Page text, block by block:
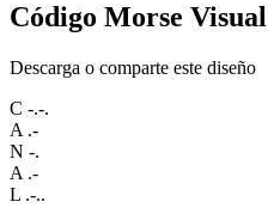
Código Morse Visual
Descarga o comparte este diseño
C -.-.
A .-
N -.
A .-
L .-..